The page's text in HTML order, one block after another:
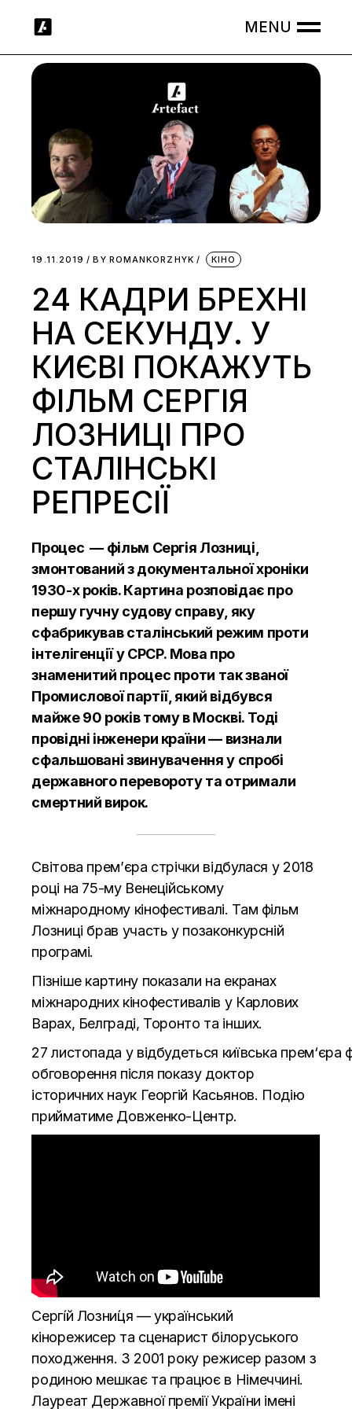
19.11.2019 BY ROMANKORZHYK КІНО
24 КАДРИ БРЕХНІ
НА СЕКУНДУ. У
КИЄВІ ПОКАЖУТЬ
ФІЛЬМ СЕРГІЯ
ЛОЗНИЦІ ПРО
СТАЛІНСЬКІ
РЕПРЕСІЇ
Процес — фільм Сергія Лозниці,
змонтований з документальної хроніки
1930-х років. Картина розповідає про
першу гучну судову справу, яку
сфабрикував сталінський режим проти
інтелігенції у СРСР. Мова про
знаменитий процес проти так званої
Промислової партії, який відбувся
майже 90 років тому в Москві. Тоді
провідні інженери країни — визнали
сфальшовані звинувачення у спробі
державного перевороту та отримали
смертний вирок.
Світова прем’єра стрічки відбулася у 2018
році на 75-му Венеційському
міжнародному кінофестивалі. Там фільм
Лозниці брав участь у позаконкурсній
програмі.
Пізніше картину показали на екранах
міжнародних кінофестивалів у Карлових
Варах, Белграді, Торонто та інших.
27листопада у відбудеться київська прем‘єра
обговорення після показу доктор
історичних наук Георгій Касьянов. Подію
прийматиме Довженко-Центр.
Сергі́й Лозни́ця — український
кінорежисер та сценарист білоруського
походження. З 2001 року режисер разом з
родиною мешкає та працює в Німеччині.
Лауреат Державної премії України імені